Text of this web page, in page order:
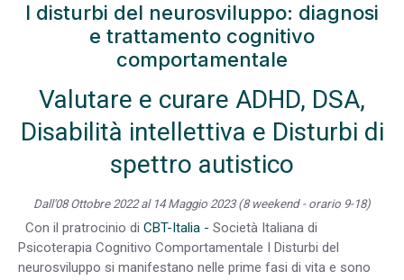
I disturbi del neurosviluppo: diagnosi
e trattamento cognitivo
comportamentale
Valutare e curare ADHD, DSA,
Disabilità intellettiva e Disturbi di
spettro autistico
Dall'08 Ottobre 2022 al 14 Maggio 2023 (8 weekend - orario 9-18)
Con il pratrocinio di CBT-Italia - Società Italiana di
Psicoterapia Cognitivo Comportamentale I Disturbi del
neurosviluppo si manifestano nelle prime fasi di vita e sono